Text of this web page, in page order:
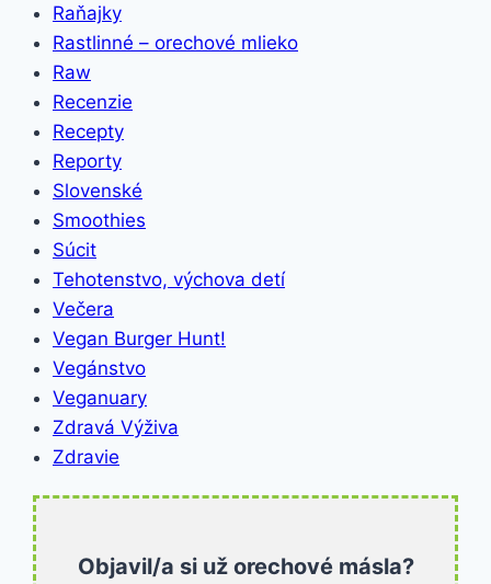
Raňajky
Rastlinné – orechové mlieko
Raw
Recenzie
Recepty
Reporty
Slovenské
Smoothies
Súcit
Tehotenstvo, výchova detí
Večera
Vegan Burger Hunt!
Vegánstvo
Veganuary
Zdravá Výživa
Zdravie
Objavil/a si už orechové másla?